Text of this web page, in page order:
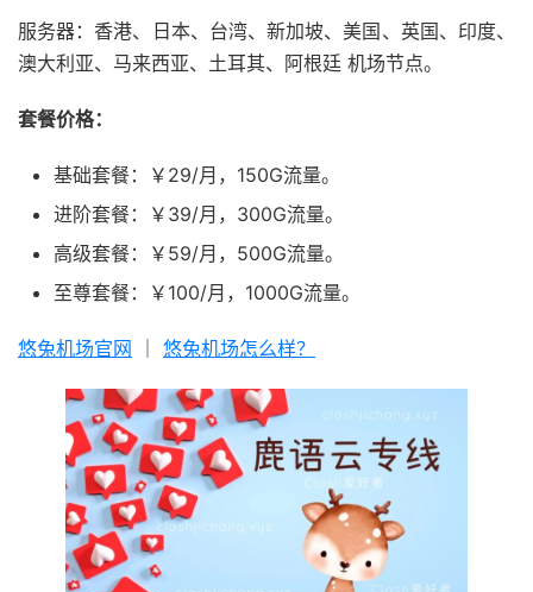
服务器：香港、日本、台湾、新加坡、美国、英国、印度、
澳大利亚、马来西亚、土耳其、阿根廷 机场节点。
套餐价格：
基础套餐：￥29/月，150G流量。
进阶套餐：￥39/月，300G流量。
高级套餐：￥59/月，500G流量。
至尊套餐：￥100/月，1000G流量。
悠兔机场官网 悠兔机场怎么样？